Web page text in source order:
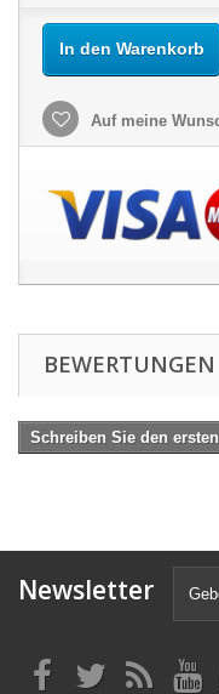
In den Warenkorb
Auf meine
BEWERTUNGEN
Schreiben Sie den
Newsletter